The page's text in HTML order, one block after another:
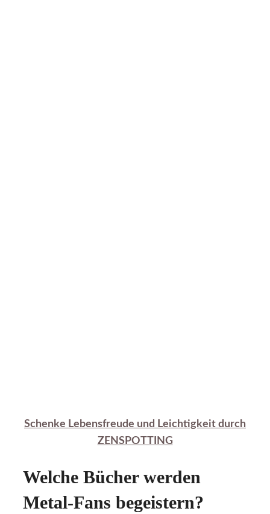
Schenke Lebensfreude und Leichtigkeit durch
ZENSPOTTING
Welche Bücher werden
Metal-Fans begeistern?